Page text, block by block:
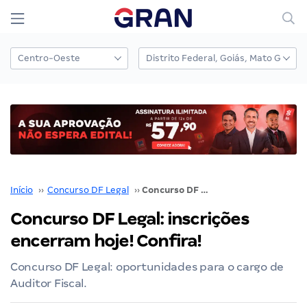
Início ›› Concurso DF Legal ›› Concurso DF Legal: inscrições encerram hoje! Confira!
Concurso DF Legal: inscrições
encerram hoje! Confira!
Concurso DF Legal: oportunidades para o cargo de
Auditor Fiscal.